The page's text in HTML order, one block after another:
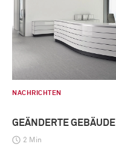
NACHRICHTEN
GEÄNDERTE GEBÄUDE
2 Min